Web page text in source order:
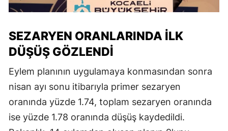
SEZARYEN ORANLARINDA İLK
DÜŞÜŞ GÖZLENDI
Eylem planının uygulamaya konmasından sonra
nisan ayı sonu itibarıyla primer sezaryen
oranında yüzde 1.74, toplam sezaryen oranında
ise yüzde 1.78 oranında düşüş kaydedildi.